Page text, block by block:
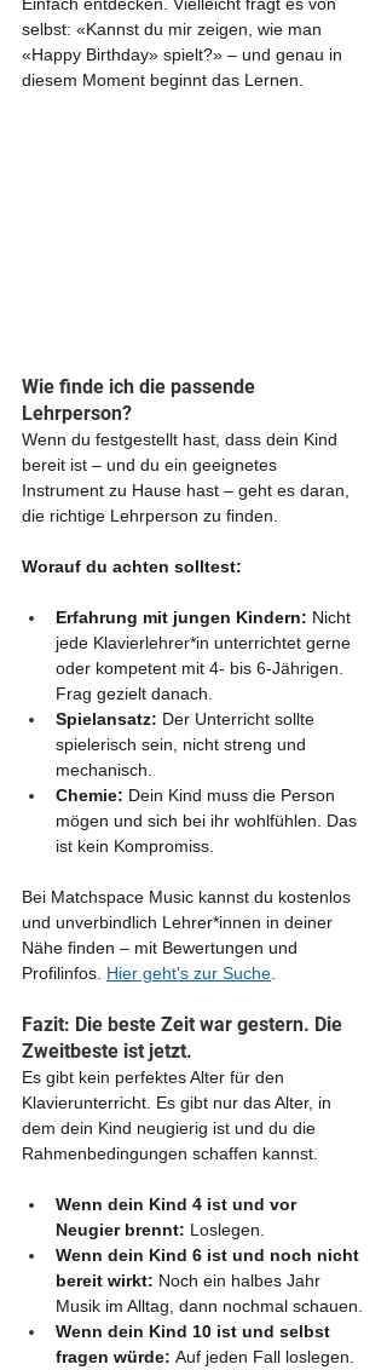
Einfach entdecken. Vielleicht fragt es von
selbst: «Kannst du mir zeigen, wie man
«Happy Birthday» spielt?» – und genau in
diesem Moment beginnt das Lernen.
Wie finde ich die passende
Lehrperson?
Wenn du festgestellt hast, dass dein Kind
bereit ist – und du ein geeignetes
Instrument zu Hause hast – geht es daran,
die richtige Lehrperson zu finden.
Worauf du achten solltest:
Erfahrung mit jungen Kindern: Nicht
jede Klavierlehrer*in unterrichtet gerne
oder kompetent mit 4- bis 6-Jährigen.
Frag gezielt danach.
Spielansatz: Der Unterricht sollte
spielerisch sein, nicht streng und
mechanisch.
Chemie: Dein Kind muss die Person
mögen und sich bei ihr wohlfühlen. Das
ist kein Kompromiss.
Bei Matchspace Music kannst du kostenlos
und unverbindlich Lehrer*innen in deiner
Nähe finden – mit Bewertungen und
Profilinfos. Hier geht's zur Suche
Fazit: Die beste Zeit war gestern. Die
Zweitbeste ist jetzt.
Es gibt kein perfektes Alter für den
Klavierunterricht. Es gibt nur das Alter, in
dem dein Kind neugierig ist und du die
Rahmenbedingungen schaffen kannst.
Wenn dein Kind 4 ist und vor
Neugier brennt: Loslegen.
Wenn dein Kind 6 ist und noch nicht
bereit wirkt: Noch ein halbes Jahr
Musik im Alltag, dann nochmal schauen.
Wenn dein Kind 10 ist und selbst
fragen würde: Auf jeden Fall loslegen.